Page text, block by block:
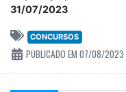
31/07/2023
CONCURSOS
PUBLICADO EM 07/08/2023